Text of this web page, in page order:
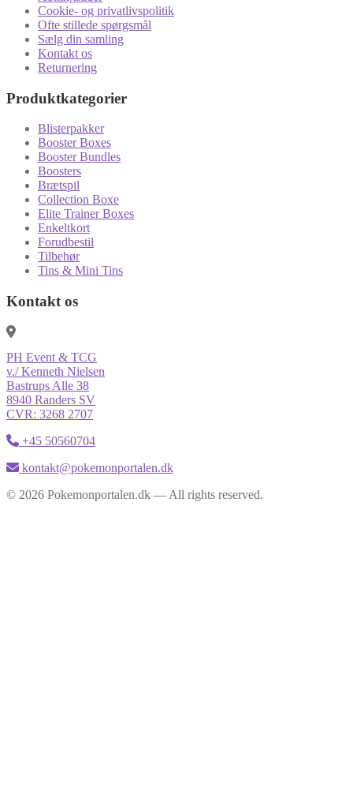
Cookie- og privatlivspolitik
Ofte stillede spørgsmål
Sælg din samling
Kontakt os
Returnering
Produktkategorier
Blisterpakker
Booster Boxes
Booster Bundles
Boosters
Brætspil
Collection Boxe
Elite Trainer Boxes
Enkeltkort
Forudbestil
Tilbehør
Tins & Mini Tins
Kontakt os
PH Event & TCG
v./ Kenneth Nielsen
Bastrups Alle 38
8940 Randers SV
CVR: 3268 2707
+45 50560704
kontakt@pokemonportalen.dk
© 2026 Pokemonportalen.dk — All rights reserved.